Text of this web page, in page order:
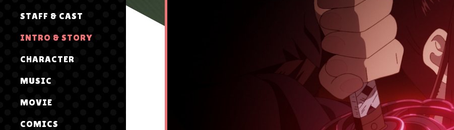
STAFF & CAST
INTRO & STORY
CHARACTER
MUSIC
MOVIE
COMICS